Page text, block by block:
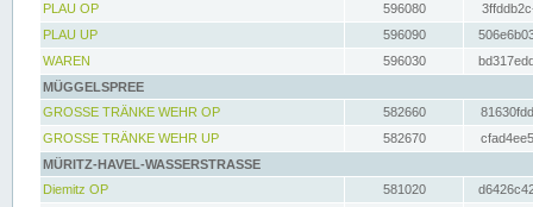
PLAU OP
596080
PLAU UP
596090
WAREN
596030
MÜGGELSPREE
GROSSE TRÄNKE WEHR OP
582660
GROSSE TRÄNKE WEHR UP
582670
MÜRITZ-HAVEL-WASSERSTRASSE
Diemitz OP
581020